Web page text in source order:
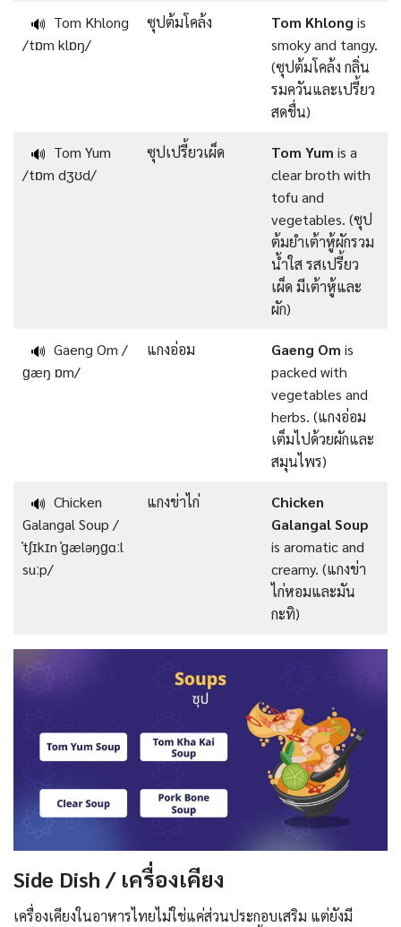
🔊 Tom Khlong
/tɒm klɒŋ/
ซุปต้มโคล้ง Tom Khlong is
smoky and tangy.
(ซุปต้มโคล้ง กลิ่น
รมควันและเปรี้ยว
สดชื่น)
🔊 Tom Yum
/tɒm dʒʊd/
ซุปเปรี้ยวเผ็ด Tom Yum is a
clear broth with
tofu and
vegetables. (ซุป
ต้มยำเต้าหู้ผักรวม
น้ำใส รสเปรี้ยว
เผ็ด มีเต้าหู้และ
ผัก)
🔊 Gaeng Om /
ɡæŋ ɒm/
แกงอ่อม Gaeng Om is
packed with
vegetables and
herbs. (แกงอ่อม
เต็มไปด้วยผักและ
สมุนไพร)
🔊 Chicken
Galangal Soup /
ˈtʃɪkɪn ˈɡæləŋɡɑːl
suːp/
แกงข่าไก่
Chicken
Galangal Soup
is aromatic and
creamy. (แกงข่า
ไก่หอมและมัน
กะทิ)
Side Dish / เครื่องเคียง
เครื่องเคียงในอาหารไทยไม่ใช่แค่ส่วนประกอบเสริม แต่ยังมี